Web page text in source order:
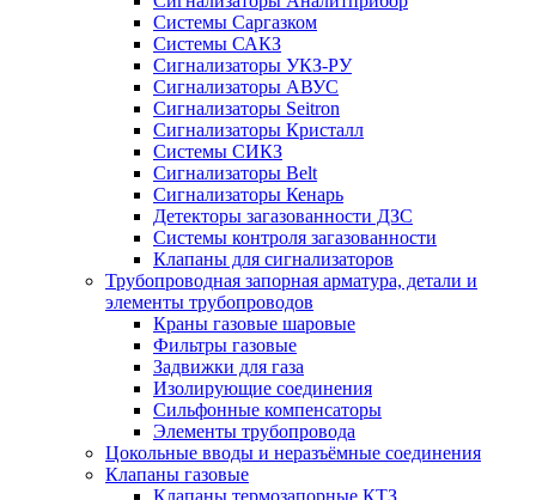
Системы Саргазком
Системы САКЗ
Сигнализаторы УКЗ-РУ
Сигнализаторы АВУС
Сигнализаторы Seitron
Сигнализаторы Кристалл
Системы СИКЗ
Сигнализаторы Belt
Сигнализаторы Кенарь
Детекторы загазованности ДЗС
Системы контроля загазованности
Клапаны для сигнализаторов
Трубопроводная запорная арматура, детали и
элементы трубопроводов
Краны газовые шаровые
Фильтры газовые
Задвижки для газа
Изолирующие соединения
Сильфонные компенсаторы
Элементы трубопровода
Цокольные вводы и неразъёмные соединения
Клапаны газовые
Клапаны термозапорные КТЗ